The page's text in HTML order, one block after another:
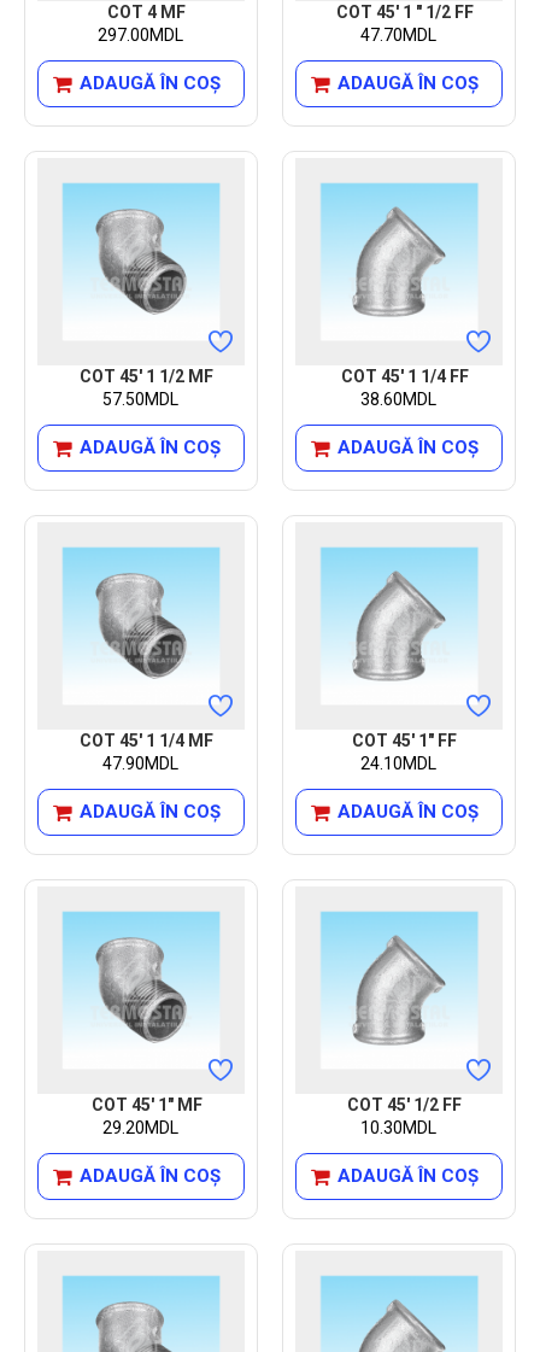
COT 4 MF
297.00MDL
ADAUGĂ ÎN COŞ
COT 45' 1 " 1/2 FF
47.70MDL
ADAUGĂ ÎN COŞ
COT 45' 1 1/2 MF
57.50MDL
ADAUGĂ ÎN COŞ
COT 45' 1 1/4 FF
38.60MDL
ADAUGĂ ÎN COŞ
COT 45' 1 1/4 MF
47.90MDL
ADAUGĂ ÎN COŞ
COT 45' 1" FF
24.10MDL
ADAUGĂ ÎN COŞ
COT 45' 1" MF
29.20MDL
ADAUGĂ ÎN COŞ
COT 45' 1/2 FF
10.30MDL
ADAUGĂ ÎN COŞ